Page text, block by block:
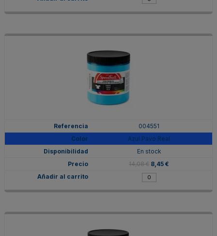
004551
Azul Pavo Real
En stock
14,08 € 8,45 €